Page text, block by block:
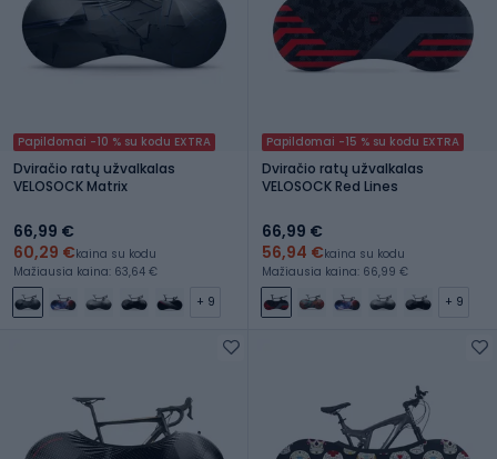
Papildomai -10 % su kodu EXTRA
Dviračio ratų užvalkalas
VELOSOCK Matrix
66,99 €
60,29 €kaina su kodu
Mažiausia kaina: 63,64 €
+ 9
Papildomai -15 % su kodu EXTRA
Dviračio ratų užvalkalas
VELOSOCK Red Lines
66,99 €
56,94 €kaina su kodu
Mažiausia kaina: 66,99 €
+ 9